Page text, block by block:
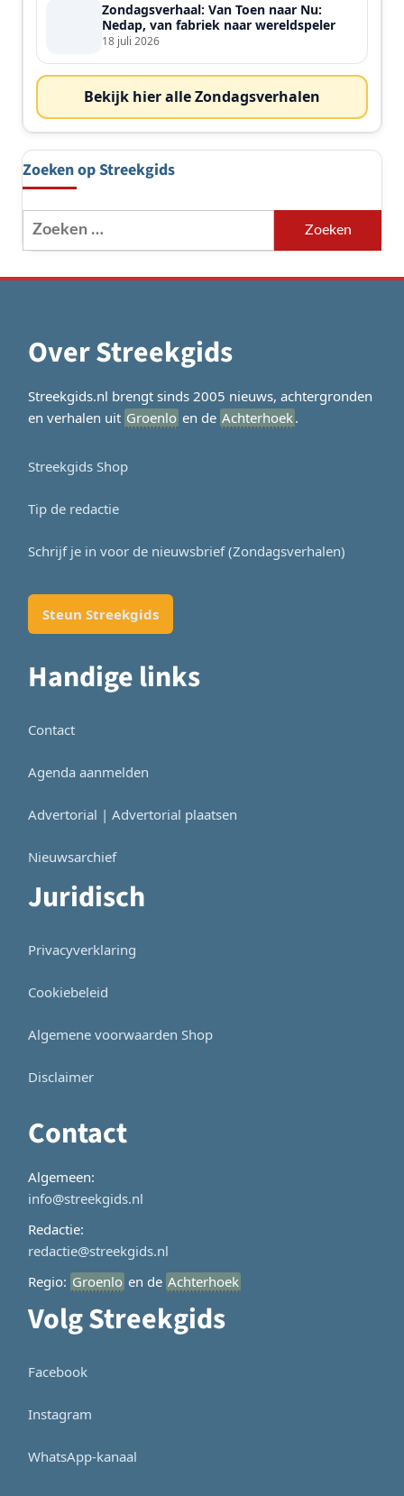
Zondagsverhaal: Van Toen naar Nu:
Nedap, van fabriek naar wereldspeler
18 juli 2026
Bekijk hier alle Zondagsverhalen
Zoeken op Streekgids
Zoeken
naar:
Over Streekgids
Streekgids.nl brengt sinds 2005 nieuws, achtergronden
en verhalen uit Groenlo en de Achterhoek.
Streekgids Shop
Tip de redactie
Schrijf je in voor de nieuwsbrief (Zondagsverhalen)
Steun Streekgids
Handige links
Contact
Agenda aanmelden
Advertorial | Advertorial plaatsen
Nieuwsarchief
Juridisch
Privacyverklaring
Cookiebeleid
Algemene voorwaarden Shop
Disclaimer
Contact
Algemeen:
info@streekgids.nl
Redactie:
redactie@streekgids.nl
Regio: Groenlo en de Achterhoek
Volg Streekgids
Facebook
Instagram
WhatsApp-kanaal